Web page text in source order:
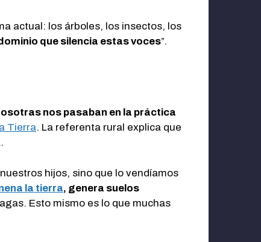
actual: los árboles, los insectos, los
que silencia estas voces”.
nos pasaban en la práctica
Tierra. La referenta rural explica que
hijos, sino que lo vendíamos
la tierra, genera suelos
Esto mismo es lo que muchas